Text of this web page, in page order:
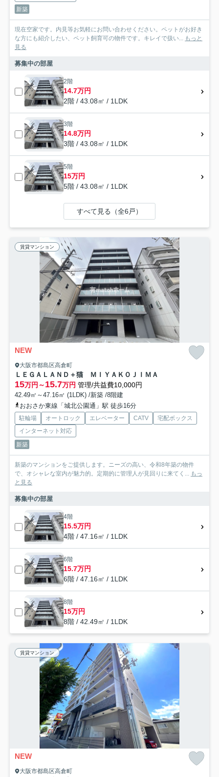
新築
現在空家です。内見等お気軽にお問い合わせください。ペットがお好き
な方にも紹介したい、ペット飼育可の物件です。キレイで扱い... もっと
見る
募集中の部屋
2階
14.7万円
2階 / 43.08㎡ / 1LDK
3階
14.8万円
3階 / 43.08㎡ / 1LDK
5階
15万円
5階 / 43.08㎡ / 1LDK
すべて見る（全6戸）
賃貸マンション
NEW
大阪市都島区高倉町
ＬＥＧＡＬＡＮＤ＋猫 ＭＩＹＡＫＯＪＩＭＡ
15万円～15.7万円 管理/共益費10,000円
42.49㎡～47.16㎡ (1LDK) /新築 /8階建
おおさか東線「城北公園通」駅 徒歩16分
駐輪場 オートロック エレベーター CATV
宅配ボックス
インターネット対応
新築
新築のマンションをご提供します。ニーズの高い、令和8年築の物件
で、オシャレな室内が魅力的。定期的に管理人が見回りに来てく... もっ
と見る
募集中の部屋
4階
15.5万円
4階 / 47.16㎡ / 1LDK
6階
15.7万円
6階 / 47.16㎡ / 1LDK
8階
15万円
8階 / 42.49㎡ / 1LDK
賃貸マンション
NEW
大阪市都島区高倉町